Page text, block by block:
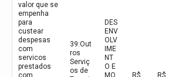
valor que se
empenha
para
custear
despesas
com
servicos
prestados
com
39:Out
ros
Serviç
os de
DES
ENV
OLV
IME
NT
O E
MO
R$
R$